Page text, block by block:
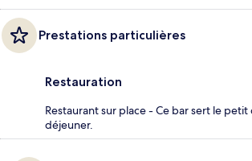
Prestations particulières
Restauration
Restaurant sur place - Ce bar sert le
déjeuner.